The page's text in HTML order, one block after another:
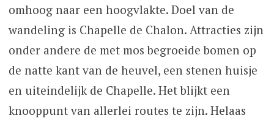
omhoog naar een hoogvlakte. Doel van de
wandeling is Chapelle de Chalon. Attracties zijn
onder andere de met mos begroeide bomen op
de natte kant van de heuvel, een stenen huisje
en uiteindelijk de Chapelle. Het blijkt een
knooppunt van allerlei routes te zijn. Helaas